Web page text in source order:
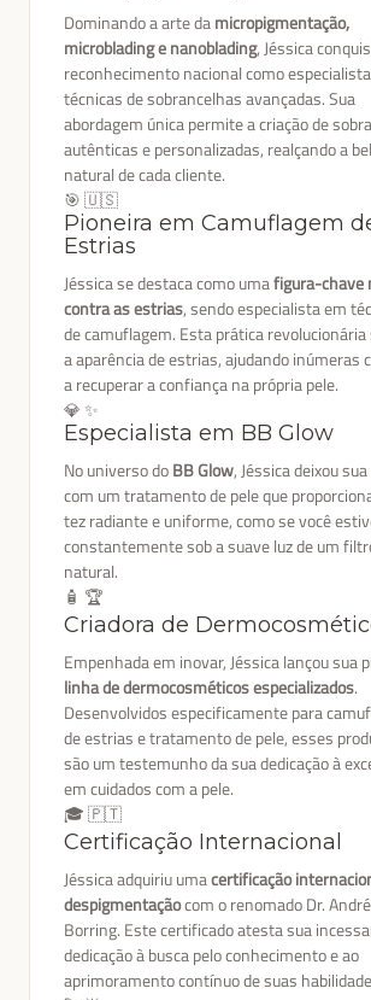
Dominando a arte damicropigmentação,
microblading e nanoblading, Jéssica
reconhecimento nacional como
técnicas de sobrancelhas avançadas. Sua
abordagem única permite a criação de
autênticas e personalizadas, realçando a
natural de cada cliente.
🎯 🇺🇸
Pioneira em Camuflagem
Estrias
Jéssica se destaca como umafigura-chave
contra as estrias, sendo especialista em
de camuflagem. Esta prática revolucionária
a aparência de estrias, ajudando inúmeras
a recuperar a confiança na própria pele.
💎 ✨
Especialista em BB Glow
No universo doBB Glow, Jéssica deixou
com um tratamento de pele que
tez radiante e uniforme, como se você
constantemente sob a suave luz de um
natural.
🧴 🏆
Criadora de
Empenhada em inovar, Jéssica lançou sua
linha de dermocosméticos especializados.
Desenvolvidos especificamente para
de estrias e tratamento de pele, esses
são um testemunho da sua dedicação à
em cuidados com a pele.
🎓 🇵🇹
Certificação Internacional
Jéssica adquiriu umacertificação
despigmentaçãocom o renomado Dr. André
Borring. Este certificado atesta sua
dedicação à busca pelo conhecimento e ao
aprimoramento contínuo de suas